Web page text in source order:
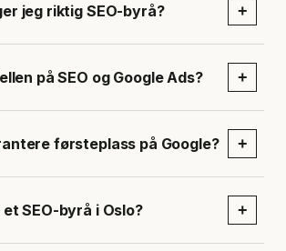
jeg riktig SEO-byrå? +
på SEO og Google Ads? +
førsteplass på Google? +
SEO-byrå i Oslo? +